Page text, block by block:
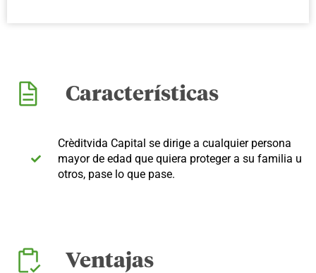
Características
Crèditvida Capital se dirige a cualquier persona
mayor de edad que quiera proteger a su familia u
otros, pase lo que pase.
Ventajas